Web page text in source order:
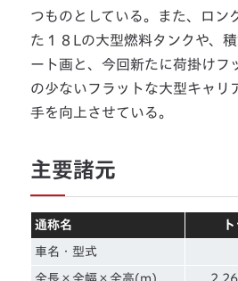
つものとしている。また、ロン
た１８Lの大型燃料タンクや、
ート画と、今回新たに荷掛けフ
の少ないフラットな大型キャリ
手を向上させている。
主要諸元
通称名
車名・型式
全長×全幅×全高(m)